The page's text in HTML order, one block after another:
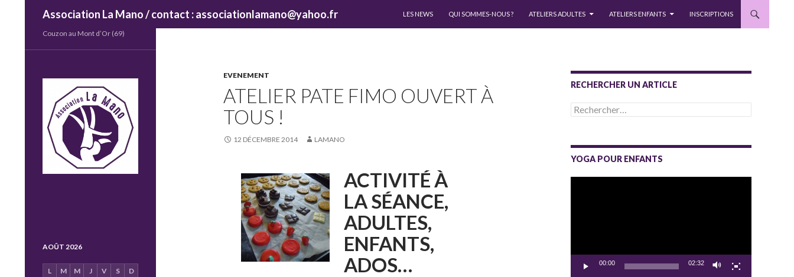
Association La Mano / contact : associationlamano@yahoo.fr
LES NEWS
QUI SOMMES-NOUS ? ATELIERS ADULTES ATELIERS ENFANTS INSCRIPTIONS
EVENEMENT
ATELIER PATE FIMO OUVERT À
TOUS !
12 DÉCEMBRE 2014 LAMANO
ACTIVITÉ À
LA SÉANCE,
ADULTES,
ENFANTS,
ADOS…
RECHERCHER UN ARTICLE
Rechercher :
YOGA POUR ENFANTS
00:00 02:32
Couzon au Mont d’Or (69)
AOÛT 2026
L M M J V S
D